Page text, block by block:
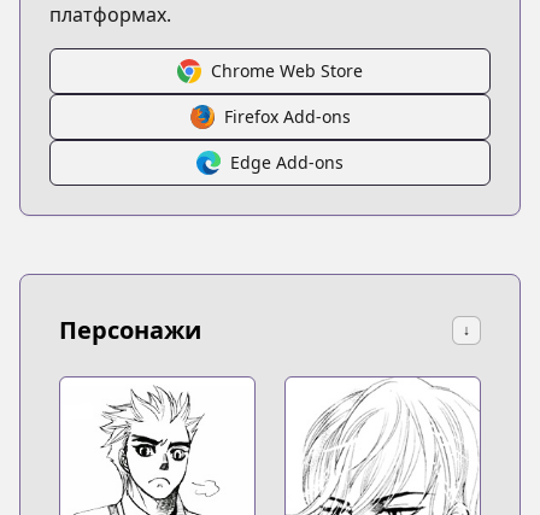
платформах.
Chrome Web Store
Firefox Add-ons
Edge Add-ons
Персонажи ↓